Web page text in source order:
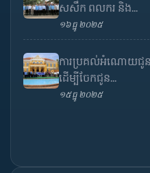
សសឹក ពលករ និង...
១៦ ធ្នូ ២០២៥
ការប្រគល់អំណោយជូនរ
ដើម្បីចែកជូន...
១៥ ធ្នូ ២០២៥